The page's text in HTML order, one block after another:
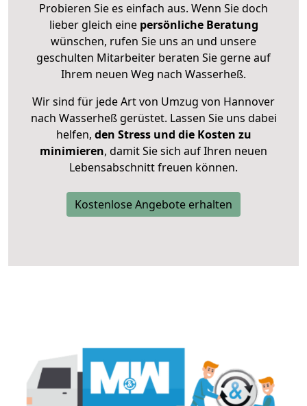
Probieren Sie es einfach aus. Wenn Sie doch
lieber gleich eine persönliche Beratung
wünschen, rufen Sie uns an und unsere
geschulten Mitarbeiter beraten Sie gerne auf
Ihrem neuen Weg nach Wasserheß.
Wir sind für jede Art von Umzug von Hannover
nach Wasserheß gerüstet. Lassen Sie uns dabei
helfen, den Stress und die Kosten zu
minimieren, damit Sie sich auf Ihren neuen
Lebensabschnitt freuen können.
Kostenlose Angebote erhalten